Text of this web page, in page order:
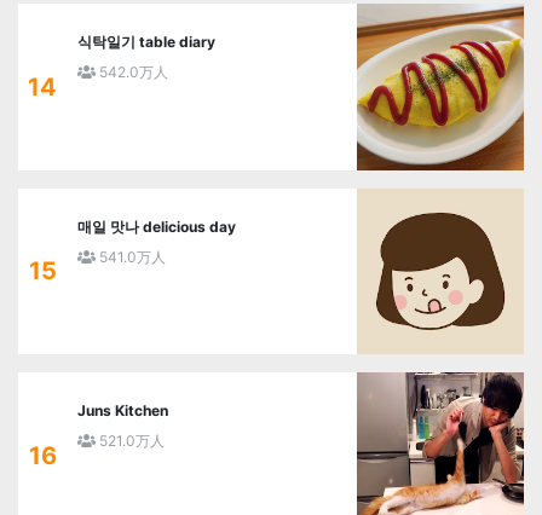
14
식탁일기 table diary
542.0万人
15
매일 맛나 delicious day
541.0万人
16
Juns Kitchen
521.0万人